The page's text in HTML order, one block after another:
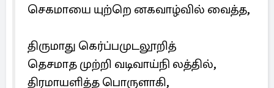
செகமாயை யுற்றெ னகவாழ்வில் வைத்த,
திருமாது கெர்ப்பமுடலூறித்
தெசமாத முற்றி வடிவாய்நி லத்தில்,
திரமாயளித்த பொருளாகி,